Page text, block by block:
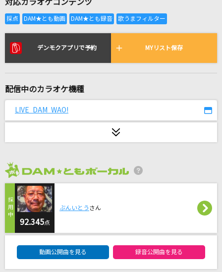
リアルタイムで歌われている曲の一覧
IRIS OUT(ビデオクリップバージョン)
adrenaline!!!
TrySail
[生音]青と夏
Mrs. GREEN APPLE
エルダーフラワー
Official髭男dism
シングルベッド
シャ乱Q
対応カラオケコンテンツ
デンモクアプリで予約 MYリスト保存
配信中のカラオケ機種
LIVE DAM WAO!
92.345点
ぶんいとう さん
動画公開曲を見る 録音公開曲を見る